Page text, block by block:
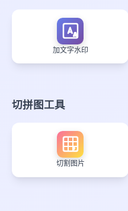
A
加文字水印
切拼图工具
切割图片